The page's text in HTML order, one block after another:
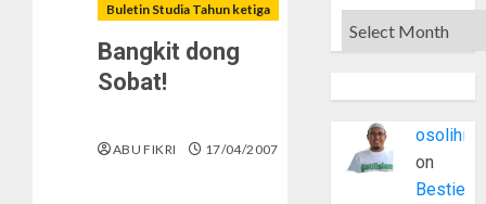
Buletin Studia Tahun ketiga
Bangkit dong
Sobat!
ABU FIKRI 17/04/2007
Archives
osolihin
on
Bestie